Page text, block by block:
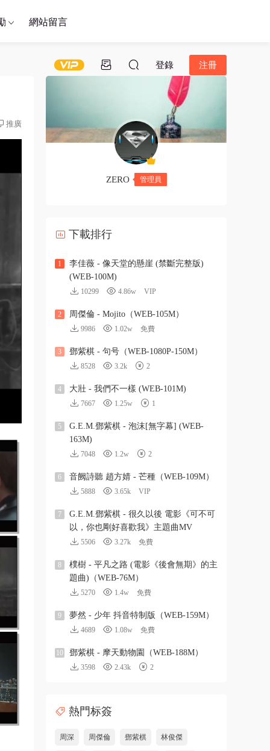
網站留言
登錄 注冊
推廣
ZERO 管理員
下載排行
1
李佳薇 - 像天堂的懸崖 (禁斷完整版)
(WEB-100M)
10299 4.86w VIP
2 周傑倫 - Mojito（WEB-105M）
9986 1.02w 免費
3 鄧紫棋 - 句号（WEB-1080P-150M）
8528 3.2k 2
4 大壯 - 我們不一樣 (WEB-101M)
7667 1.25w 1
5
G.E.M.鄧紫棋 - 泡沫[無字幕] (WEB-
163M)
7048 1.2w 2
6 音阙詩聽 趙方婧 - 芒種（WEB-109M）
5888 3.65k VIP
7
G.E.M.鄧紫棋 - 很久以後 電影《可不可
以，你也剛好喜歡我》主題曲MV
5506 3.27k 免費
8
樸樹 - 平凡之路 (電影《後會無期》的主
題曲)（WEB-76M）
5270 1.4w 免費
9 夢然 - 少年 抖音特制版（WEB-159M）
4689 1.08w 免費
10 鄧紫棋 - 摩天動物園（WEB-188M）
3598 2.43k 2
熱門标簽
周深 周傑倫 鄧紫棋 林俊傑